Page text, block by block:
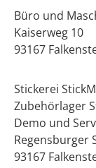
Büro und
Kaiserweg 10
93167
Stickerei
Zubehörlager
Demo und
Regensburger
93167